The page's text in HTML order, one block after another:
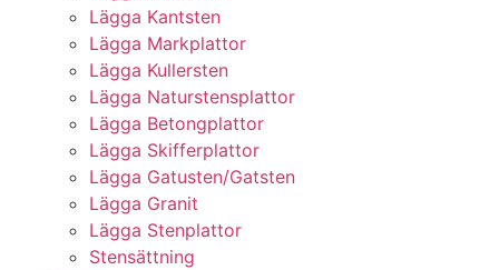
Lägga Kantsten
Lägga Markplattor
Lägga Kullersten
Lägga Naturstensplattor
Lägga Betongplattor
Lägga Skifferplattor
Lägga Gatusten/Gatsten
Lägga Granit
Lägga Stenplattor
Stensättning